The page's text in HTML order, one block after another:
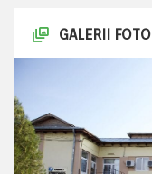
GALERII FOTO